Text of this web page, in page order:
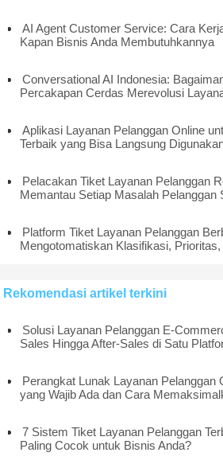
AI Agent Customer Service: Cara
Kapan Bisnis Anda Membutuhkannya
Conversational AI Indonesia:
Percakapan Cerdas Merevolusi
Aplikasi Layanan Pelanggan Online
Terbaik yang Bisa Langsung
Pelacakan Tiket Layanan Pelanggan
Memantau Setiap Masalah Pelanggan
Platform Tiket Layanan Pelanggan
Mengotomatiskan Klasifikasi,
Rekomendasi artikel terkini
Solusi Layanan Pelanggan E-
Sales Hingga After-Sales di Satu
Perangkat Lunak Layanan Pelanggan
yang Wajib Ada dan Cara
7 Sistem Tiket Layanan Pelanggan
Paling Cocok untuk Bisnis Anda?